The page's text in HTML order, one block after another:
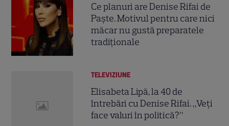
Ce planuri are Denise Rifai de
Paște. Motivul pentru care nici
măcar nu gustă preparatele
tradiționale
TELEVIZIUNE
Elisabeta Lipă, la 40 de
întrebări cu Denise Rifai. „Veți
face valuri în politică?”